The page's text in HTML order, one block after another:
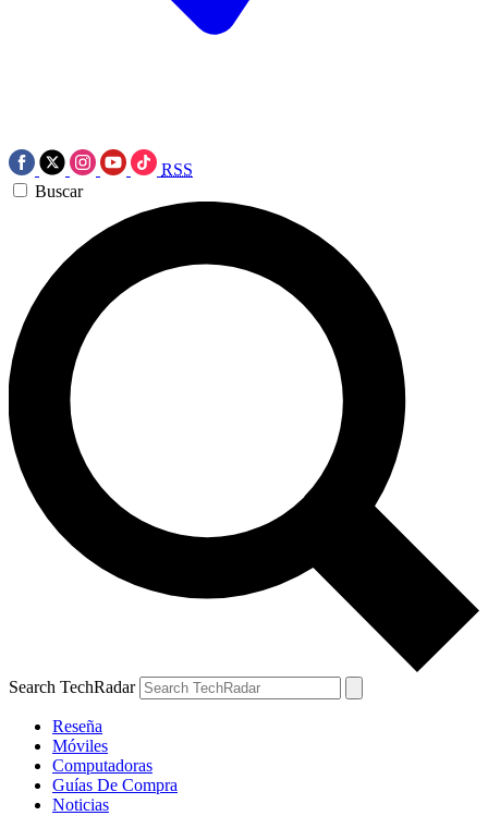
RSS
Buscar
Search TechRadar
Reseña
Móviles
Computadoras
Guías De Compra
Noticias